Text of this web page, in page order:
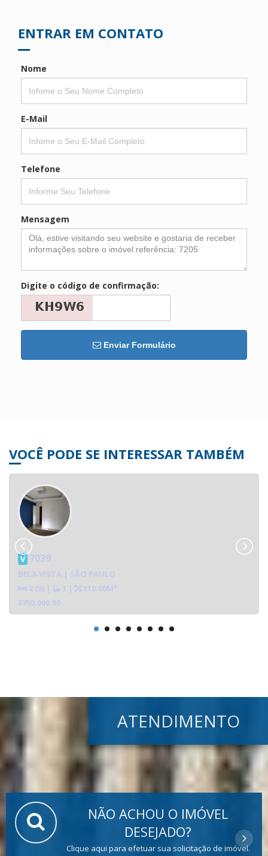
ENTRAR EM CONTATO
Nome
E-Mail
Telefone
Mensagem
Digite o código de confirmação:
Enviar Formulário
VOCÊ PODE SE INTERESSAR TAMBÉM
V 7039
BELA VISTA | SÃO PAULO
2 (0) | 1 |
110.00M²
$750,000.00
ATENDIMENTO
NÃO ACHOU O IMÓVEL
DESEJADO?
Clique aqui para efetuar sua solicitação de imóvel.